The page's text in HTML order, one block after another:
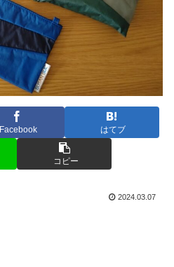
Facebook はてブ
コピー
2024.03.07